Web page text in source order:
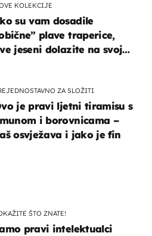
ŠTO ZNATE!
pravi intelektualci
KOLEKCIJE
su vam dosadile
plave traperice,
jeseni dolazite na svoje
ZA SLOŽITI
je pravi ljetni tiramisu s
i borovnicama –
osvježava i jako je fin